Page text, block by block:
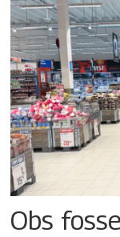
Obs